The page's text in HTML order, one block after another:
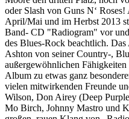
oder Slash von Guns N‘
April/Mai und im Herbst 2013
Band- CD "Radiogram" vor
des Blues-Rock beachtlich.
Ashton von seiner Country-,
außergewöhnlichen
Album zu etwas ganz
vielen mitwirkenden Freunde
Wilson, Don Airey (Deep
Mo Birch, Johnny Mastro und